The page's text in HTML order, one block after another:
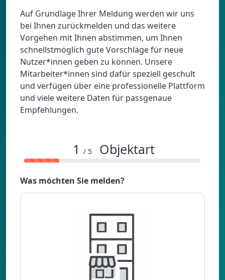
Auf Grundlage Ihrer Meldung werden wir uns
bei Ihnen zurückmelden und das weitere
Vorgehen mit Ihnen abstimmen, um Ihnen
schnellstmöglich gute Vorschläge für neue
Nutzer*innen geben zu können. Unsere
Mitarbeiter*innen sind dafür speziell geschult
und verfügen über eine professionelle Plattform
und viele weitere Daten für passgenaue
Empfehlungen.
1 / 5 Objektart
Was möchten Sie melden?